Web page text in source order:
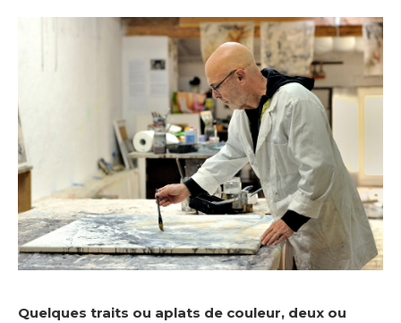
Quelques traits ou aplats de couleur, deux ou